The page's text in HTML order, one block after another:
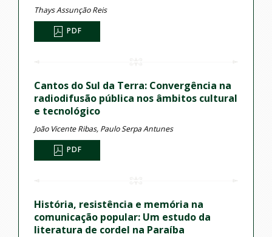
Thays Assunção Reis
PDF
Cantos do Sul da Terra: Convergência na
radiodifusão pública nos âmbitos cultural
e tecnológico
João Vicente Ribas, Paulo Serpa Antunes
PDF
História, resistência e memória na
comunicação popular: Um estudo da
literatura de cordel na Paraíba